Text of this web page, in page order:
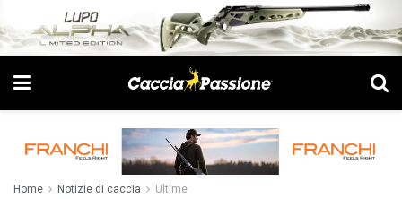
Home Notizie di caccia Ultime